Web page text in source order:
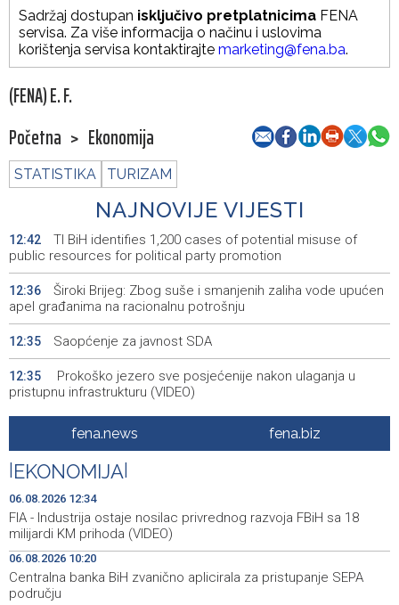
Sadržaj dostupan isključivo pretplatnicima FENA
servisa. Za više informacija o načinu i uslovima
korištenja servisa kontaktirajte marketing@fena.ba.
(FENA) E. F.
Početna > Ekonomija
STATISTIKA TURIZAM
NAJNOVIJE VIJESTI
12:42
TI BiH identifies 1,200 cases of potential misuse of
public resources for political party promotion
12:36
Široki Brijeg: Zbog suše i smanjenih zaliha vode upućen
apel građanima na racionalnu potrošnju
12:35 Saopćenje za javnost SDA
12:35
Prokoško jezero sve posjećenije nakon ulaganja u
pristupnu infrastrukturu (VIDEO)
FIA - Industrija ostaje nosilac privrednog razvoja FBiH sa
18 milijardi KM prihoda (VIDEO)
12:28
U Srbiji i Njemačkoj uhapšeni osumnjičeni za
krijumčarenje više od 900 migranata
12:27
Forto: Professional drivers can no longer wait – We
have offered a workable solution to the EU
12:27
Njemačka uhapsila Ukrajinca zbog sumnje za špijunažu
proizvođača oružja
fena.news fena.biz
EKONOMIJA
06.08.2026 12:34
FIA - Industrija ostaje nosilac privrednog razvoja FBiH sa 18
milijardi KM prihoda (VIDEO)
06.08.2026 10:20
Centralna banka BiH zvanično aplicirala za pristupanje SEPA
području